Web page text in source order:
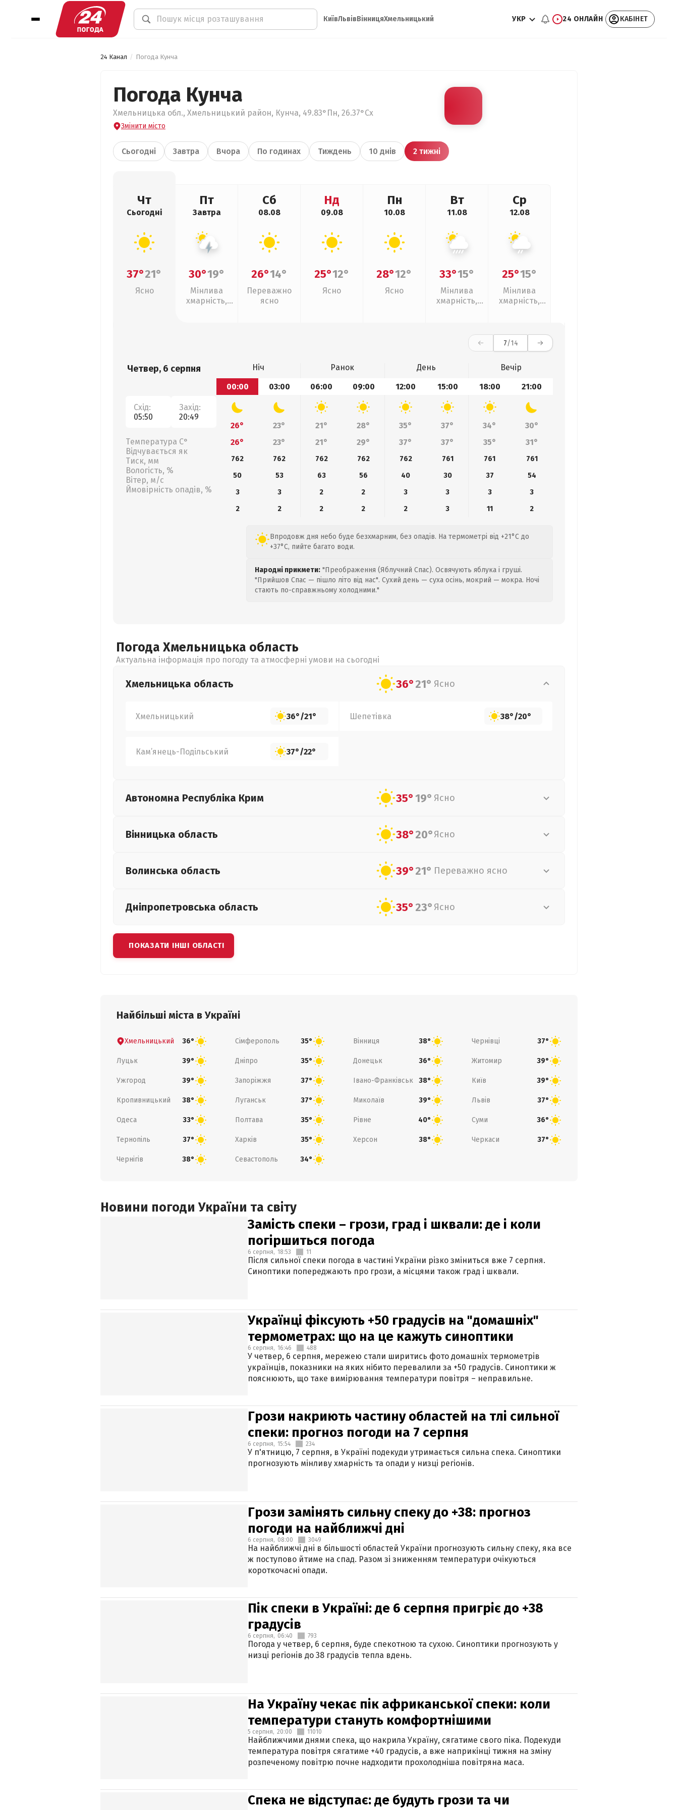
КиївЛьвівВінницяХмельницький УКР 24 ОНЛАЙН КАБІНЕТ
24 Канал Погода Кунча
Погода Кунча
Хмельницька обл., Хмельницький район, Кунча, 49.83°Пн, 26.37°Сх
Змінити місто
Сьогодні Завтра Вчора По годинах Тиждень 10 днів 2 тижні
Чт
Сьогодні
37°21°
Ясно
Пт
Завтра
30°19°
Мінлива
хмарність,
Сб
08.08
26°14°
Переважно
ясно
Нд
09.08
25°12°
Ясно
Пн
10.08
28°12°
Ясно
Вт
11.08
33°15°
Мінлива
хмарність,
Ср
12.08
25°15°
Мінлива
хмарність,
7/14
Четвер, 6 серпня
Схід:
05:50
Захід:
20:49
Температура С°
Відчувається як
Тиск, мм
Вологість, %
Вітер, м/с
Ймовірність опадів, %
Ніч Ранок День
Вечір
00:00
03:00 06:00 09:00 12:00 15:00 18:00 21:00
26° 23° 21° 28° 35° 37° 34°
30°
26°
23° 21° 29° 37° 37° 35° 31°
762 762 762 762 762 761 761
761
50
53 63 56 40 30 37
54
3
3 2 2 3 3 3
3
2
2 2 2 2 3 11 2
Впродовж дня небо буде безхмарним, без опадів. На термометрі від +21°C до
+37°C, пийте багато води.
Народні прикмети: "Преображення (Яблучний Спас). Освячують яблука і груші.
"Прийшов Спас — пішло літо від нас". Сухий день — суха осінь, мокрий — мокра. Ночі
стають по-справжньому холодними."
Погода Хмельницька область
Актуальна інформація про погоду та атмосферні умови на сьогодні
Хмельницька область 36°21° Ясно
Хмельницький 36°/21° Шепетівка 38°/20°
Кам’янець-Подільський 37°/22°
Автономна Республіка Крим 35°19° Ясно
Вінницька область 38°20°Ясно
Волинська область 39°21° Переважно ясно
Дніпропетровська область 35°23° Ясно
ПОКАЗАТИ ІНШІ ОБЛАСТІ
Найбільші міста в Україні
Хмельницький 36° Сімферополь 35° Вінниця 38° Чернівці 37°
Луцьк 39° Дніпро 35° Донецьк 36° Житомир 39°
Ужгород 39° Запоріжжя 37° Івано-Франківськ 38° Київ 39°
Кропивницький 38° Луганськ 37° Миколаїв 39° Львів 37°
Одеса 33° Полтава 35° Рівне 40° Суми 36°
Тернопіль 37° Харків 35° Херсон 38° Черкаси 37°
Чернігів 38° Севастополь 34°
Новини погоди України та світу
Замість спеки – грози, град і шквали: де і коли
погіршиться погода
6 серпня, 18:53 11
Після сильної спеки погода в частині України різко зміниться вже 7 серпня.
Синоптики попереджають про грози, а місцями також град і шквали.
Українці фіксують +50 градусів на "домашніх"
термометрах: що на це кажуть синоптики
6 серпня, 16:46 488
У четвер, 6 серпня, мережею стали ширитись фото домашніх термометрів
українців, показники на яких нібито перевалили за +50 градусів. Синоптики ж
пояснюють, що таке вимірювання температури повітря – неправильне.
Грози накриють частину областей на тлі сильної
спеки: прогноз погоди на 7 серпня
6 серпня, 15:54 234
У п'ятницю, 7 серпня, в Україні подекуди утримається сильна спека. Синоптики
прогнозують мінливу хмарність та опади у низці регіонів.
Грози замінять сильну спеку до +38: прогноз
погоди на найближчі дні
6 серпня, 08:00 3049
На найближчі дні в більшості областей України прогнозують сильну спеку, яка все
ж поступово йтиме на спад. Разом зі зниженням температури очікуються
короткочасні опади.
Пік спеки в Україні: де 6 серпня пригріє до +38
градусів
6 серпня, 06:40 793
Погода у четвер, 6 серпня, буде спекотною та сухою. Синоптики прогнозують у
низці регіонів до 38 градусів тепла вдень.
На Україну чекає пік африканської спеки: коли
температури стануть комфортнішими
5 серпня, 20:00 11010
Найближчими днями спека, що накрила Україну, сягатиме свого піка. Подекуди
температура повітря сягатиме +40 градусів, а вже наприкінці тижня на зміну
розпеченому повітрю почне надходити прохолодніша повітряна маса.
Спека не відступає: де будуть грози та чи